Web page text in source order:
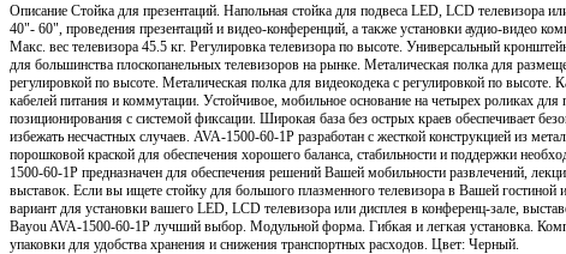
Описание Стойка для презентаций. Напольная стойка для подвеса LED, LCD телевизора
40"- 60", проведения презентаций и видео-конференций, а также установки аудио-видео
Макс. вес телевизора 45.5 кг. Регулировка телевизора по высоте. Универсальный
для большинства плоскопанельных телевизоров на рынке. Металическая полка для
регулировкой по высоте. Металическая полка для видеокодека c регулировкой по высоте.
кабелей питания и коммутации. Устойчивое, мобильное основание на четырех роликах для
позиционирования с системой фиксации. Широкая база без острых краев обеспечивает
избежать несчастных случаев. AVA-1500-60-1P разработан с жесткой конструкцией из
порошковой краской для обеспечения хорошего баланса, стабильности и поддержки
1500-60-1P предназначен для обеспечения решений Вашей мобильности развлечений,
выставок. Если вы ищете стойку для большого плазменного телевизора в Вашей гостиной
вариант для установки вашего LED, LCD телевизора или дисплея в конференц-зале,
Bayou AVA-1500-60-1P лучший выбор. Модульной форма. Гибкая и легкая установка.
упаковки для удобства хранения и снижения транспортных расходов. Цвет: Черный.